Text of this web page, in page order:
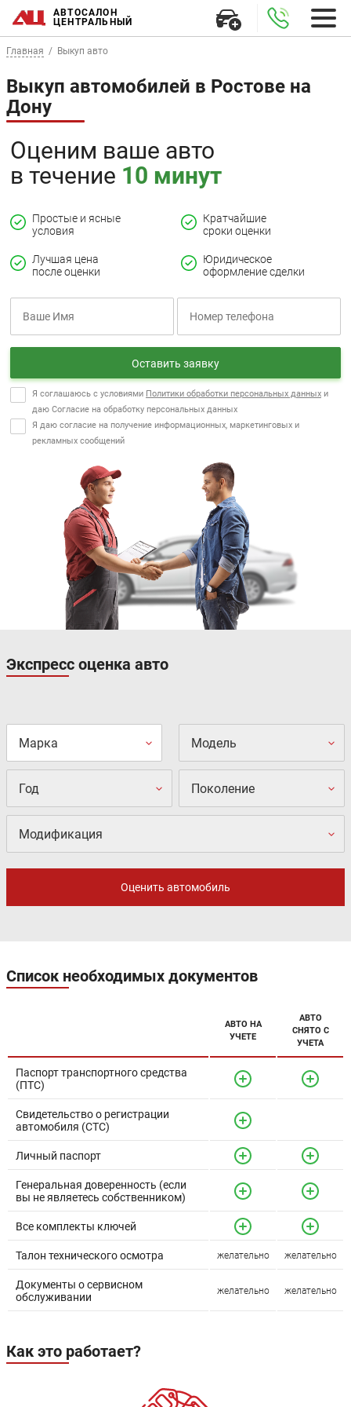
АВТОСАЛОН
ЦЕНТРАЛЬНЫЙ
Главная Выкуп авто
Выкуп автомобилей в Ростове на
Дону
Оценим ваше авто
в течение 10 минут
Простые и ясные
условия
Лучшая цена
после оценки
Кратчайшие
сроки оценки
Юридическое
оформление сделки
Оставить заявку
Я соглашаюсь с условиями Политики обработки персональных данных и
даю Согласие на обработку персональных данных
Я даю согласие на получение информационных, маркетинговых и
рекламных сообщений
Экспресс оценка авто
Марка Модель
Год Поколение
Модификация
Оценить автомобиль
Список необходимых документов
АВТО НА
УЧЕТЕ
АВТО
СНЯТО С
УЧЕТА
Паспорт транспортного средства
(ПТС)
Свидетельство о регистрации
автомобиля (СТС)
Личный паспорт
Генеральная доверенность (если
вы не являетесь собственником)
Все комплекты ключей
Талон технического осмотра желательно желательно
Документы о сервисном
обслуживании
желательно желательно
Как это работает?